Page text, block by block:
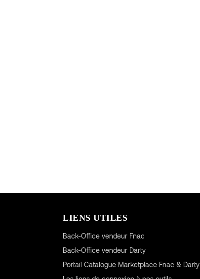
LIENS UTILES
Back-Office vendeur Fnac
Back-Office vendeur Darty
Portail Catalogue Marketplace Fnac & Darty